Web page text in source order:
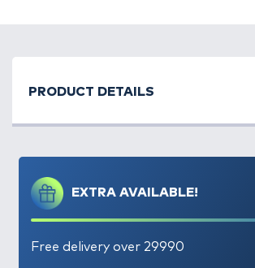
szánt bojlik is szerepelnek a
golyók minimum 24-48 órát kibírnak
kialakítására, de csalizásra is
célszerű ezeket kombinálni a
MONSTER Pop Up
változataival, a legjobb hatás elérése
EXTRA AVAILABLE!
Free delivery over 29990
PRODUCT DETAILS